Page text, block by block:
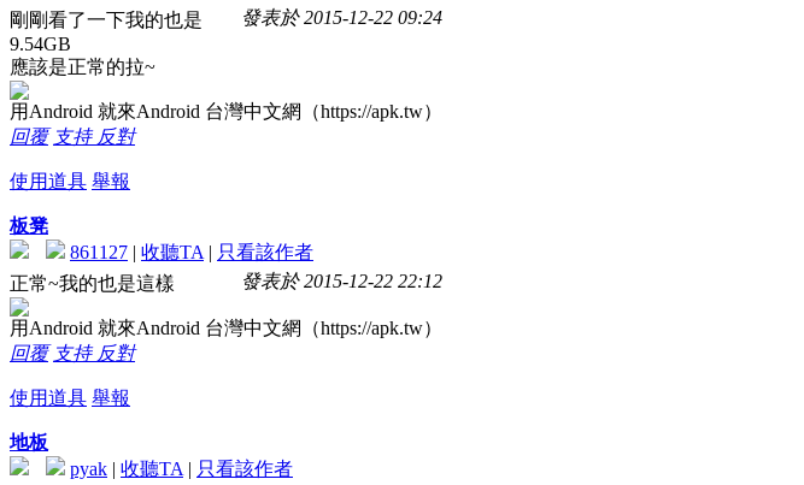
發表於 2015-12-22 09:24
剛剛看了一下我的也是
9.54GB
應該是正常的拉~
用Android 就來Android 台灣中文網（https://apk.tw）
回覆 支持 反對
使用道具 舉報
板凳
861127 | 收聽TA | 只看該作者
發表於 2015-12-22 22:12
正常~我的也是這樣
用Android 就來Android 台灣中文網（https://apk.tw）
回覆 支持 反對
使用道具 舉報
地板
pyak | 收聽TA | 只看該作者